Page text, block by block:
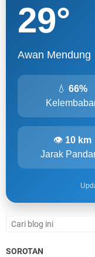
29°
Awan Mendung
💧66%
👁 10 km
Jarak
SOROTAN